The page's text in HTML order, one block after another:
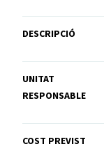
DESCRIPCIÓ
UNITAT
RESPONSABLE
COST PREVIST